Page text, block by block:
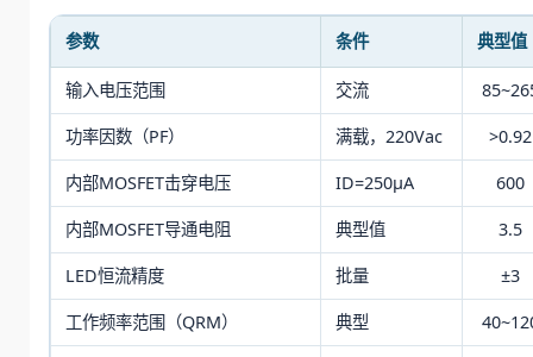
参数 条件 典型值
输入电压范围 交流
功率因数（PF） 满载，220Vac >0.92
内部MOSFET击穿电压 ID=250μA 600
内部MOSFET导通电阻 典型值 3.5
LED恒流精度 批量 ±3
工作频率范围（QRM） 典型